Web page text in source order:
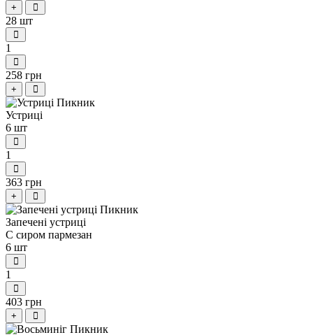
+
28 шт
1
258 грн
+
Устриці
6 шт
1
363 грн
+
Запечені устриці
С сиром пармезан
6 шт
1
403 грн
+